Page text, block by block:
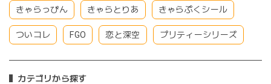
きゃらっぴん きゃらとりあ きゃらぷくシール
ついコレ FGO 恋と深空 プリティーシリーズ
カテゴリから探す